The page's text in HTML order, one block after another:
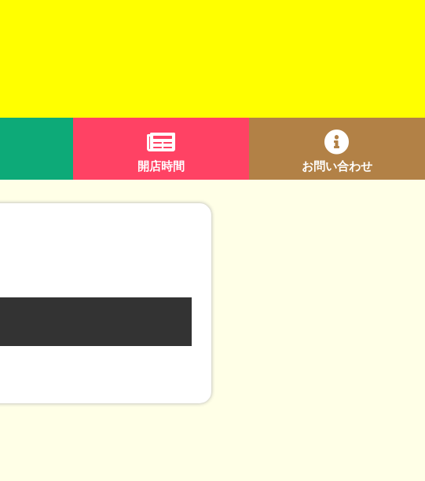
開店時間 お問い合わせ